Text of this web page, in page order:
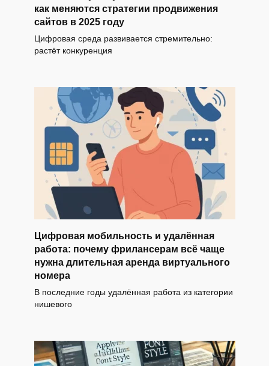
как меняются стратегии продвижения
сайтов в 2025 году
Цифровая среда развивается стремительно:
растёт конкуренция
Цифровая мобильность и удалённая
работа: почему фрилансерам всё чаще
нужна длительная аренда виртуального
номера
В последние годы удалённая работа из категории
нишевого